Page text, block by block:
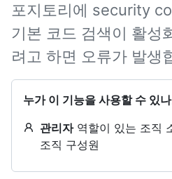
포지토리에 security
기본 코드 검색이 활성
려고 하면 오류가 발생
누가 이 기능을 사용할 수 있
관리자역할이 있는 조직
조직 구성원